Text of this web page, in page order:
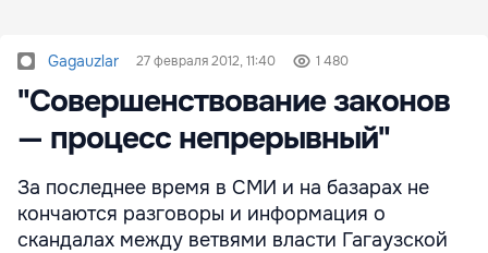
Gagauzlar 27 февраля 2012, 11:40 1 480
"Совершенствование законов
— процесс непрерывный"
За последнее время в СМИ и на базарах не
кончаются разговоры и информация о
скандалах между ветвями власти Гагаузской